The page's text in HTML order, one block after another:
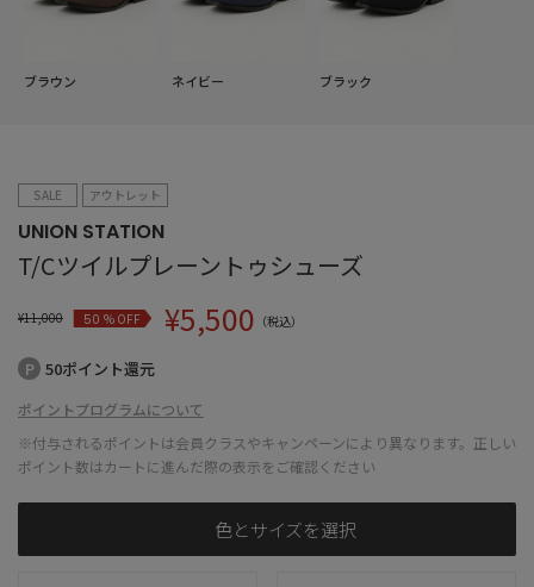
ブラウン ネイビー ブラック
SALE アウトレット
UNION STATION
T/Cツイルプレーントゥシューズ
¥11,000 50% OFF ¥5,500 （税込）
50ポイント還元
ポイントプログラムについて
※付与されるポイントは会員クラスやキャンペーンにより異なります。正しい
ポイント数はカートに進んだ際の表示をご確認ください
色とサイズを選択